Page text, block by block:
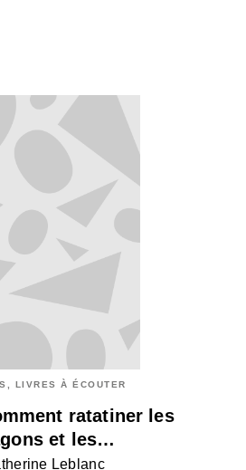
LIVRES À ÉCOUTER
ratatiner les
et les…
Leblanc